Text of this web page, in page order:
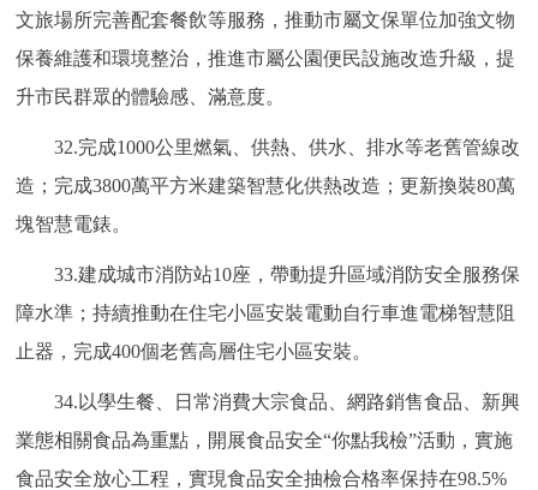
文旅場所完善配套餐飲等服務，推動市屬文保單位加強文物
保養維護和環境整治，推進市屬公園便民設施改造升級，提
升市民群眾的體驗感、滿意度。
32.完成1000公里燃氣、供熱、供水、排水等老舊管線改
造；完成3800萬平方米建築智慧化供熱改造；更新換裝80萬
塊智慧電錶。
33.建成城市消防站10座，帶動提升區域消防安全服務保
障水準；持續推動在住宅小區安裝電動自行車進電梯智慧阻
止器，完成400個老舊高層住宅小區安裝。
34.以學生餐、日常消費大宗食品、網路銷售食品、新興
業態相關食品為重點，開展食品安全“你點我檢”活動，實施
食品安全放心工程，實現食品安全抽檢合格率保持在98.5%